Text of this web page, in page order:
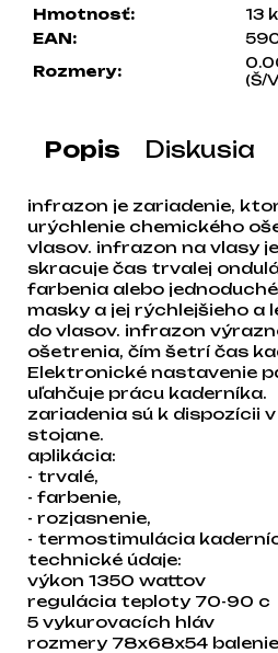
Hmotnosť:
13
EAN:
Rozmery:
(Š/
Popis Diskusia
infrazon je zariadenie,
urýchlenie chemického
vlasov. infrazon na vlasy
skracuje čas trvalej
farbenia alebo
masky a jej rýchlejšieho a
do vlasov. infrazon
ošetrenia, čím šetrí čas
Elektronické nastavenie
uľahčuje prácu kaderníka.
zariadenia sú k dispozícii
stojane.
aplikácia:
- trvalé,
- farbenie,
- rozjasnenie,
- termostimulácia
technické údaje:
výkon 1350 wattov
regulácia teploty 70-90 c
5 vykurovacích hláv
rozmery 78x68x54 balenie